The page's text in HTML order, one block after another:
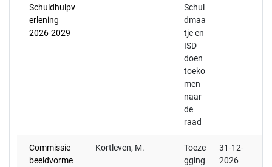
Schuldhulpv
erlening
2026-2029
Schul
dmaa
tje en
ISD
doen
toeko
men
naar
de
raad
Commissie
beeldvorme
Kortleven, M.
Toeze
gging
31-12-
2026